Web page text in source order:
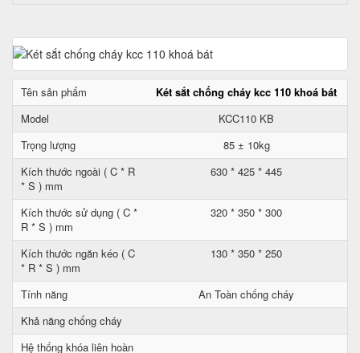
Tên sản phẩm
Két sắt chống cháy kcc 110 khoá bát
Model
KCC110 KB
Trọng lượng
85 ± 10kg
Kích thước ngoài ( C * R
* S ) mm
630 * 425 * 445
Kích thước sử dụng ( C *
R * S ) mm
320 * 350 * 300
Kích thước ngăn kéo ( C
* R * S ) mm
130 * 350 * 250
Tính năng
An Toàn chống cháy
Khả năng chống cháy
Hệ thống khóa liên hoàn